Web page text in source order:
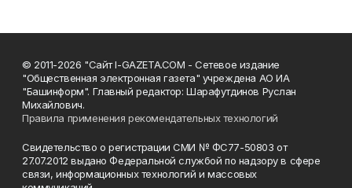
© 2011-2026 "Сайт I-GAZETA.COM - Сетевое издание
"Общественная электронная газета" учреждена АО ИА
"Башинформ". Главный редактор: Шарафутдинов Руслан
Михайлович.
Правила применения рекомендательных технологий
Свидетельство о регистрации СМИ № ФС77-50803 от
27.07.2012 выдано Федеральной службой по надзору в сфере
связи, информационных технологий и массовых